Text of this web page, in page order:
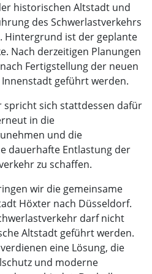
historischen Altstadt und
des Schwerlastverkehrs
Hintergrund ist der geplante
Nach derzeitigen Planungen
Fertigstellung der neuen
geführt werden.
spricht sich stattdessen dafür
in die
und die
dauerhafte Entlastung der
zu schaffen.
wir die gemeinsame
Höxter nach Düsseldorf.
darf nicht
Altstadt geführt werden.
eine Lösung, die
und moderne